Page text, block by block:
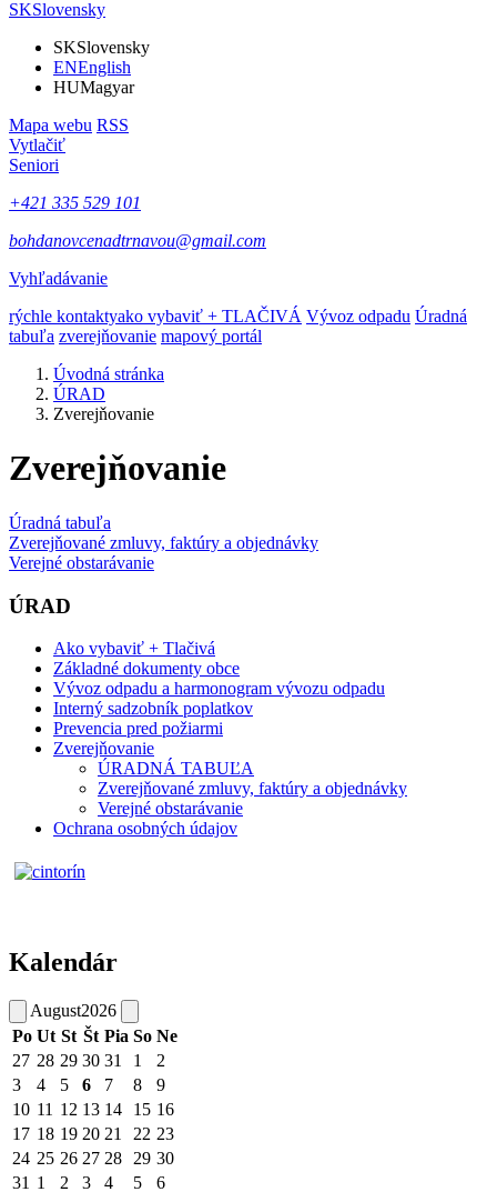
SKSlovensky
SKSlovensky
ENEnglish
HUMagyar
Mapa webu RSS
Vytlačiť
Seniori
+421 335 529 101
bohdanovcenadtrnavou@gmail.com
Vyhľadávanie
rýchle kontaktyako vybaviť + TLAČIVÁ Vývoz odpadu Úradná
tabuľa zverejňovanie mapový portál
Úvodná stránka
ÚRAD
Zverejňovanie
Zverejňovanie
Úradná tabuľa
Zverejňované zmluvy, faktúry a objednávky
Verejné obstarávanie
ÚRAD
Ako vybaviť + Tlačivá
Základné dokumenty obce
Vývoz odpadu a harmonogram vývozu odpadu
Interný sadzobník poplatkov
Prevencia pred požiarmi
Zverejňovanie
ÚRADNÁ TABUĽA
Zverejňované zmluvy, faktúry a objednávky
Verejné obstarávanie
Ochrana osobných údajov
Kalendár
August2026
Po Ut St Št Pia So Ne
27 28 29 30 31 1
2
3
4 5 6 7 8
9
10 11 12 13 14 15 16
17 18 19 20 21 22 23
24 25 26 27 28 29 30
31 1 2 3 4 5 6